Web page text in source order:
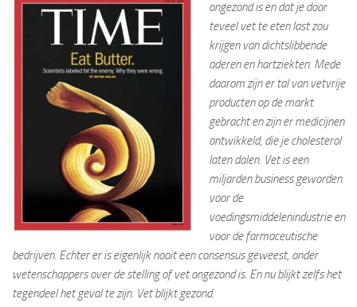
ongezond is en dat je door
teveel vet te eten last zou
krijgen van dichtslibbende
aderen en hartziekten. Mede
daarom zijn er tal van vetvrije
producten op de markt
gebracht en zijn er medicijnen
ontwikkeld, die je cholesterol
laten dalen. Vet is een
miljarden business geworden
voor de
voedingsmiddelenindustrie en
voor de farmaceutische
bedrijven. Echter er is eigenlijk nooit een consensus geweest, onder
wetenschappers over de stelling of vet ongezond is. En nu blijkt zelfs het
tegendeel het geval te zijn. Vet blijkt gezond.